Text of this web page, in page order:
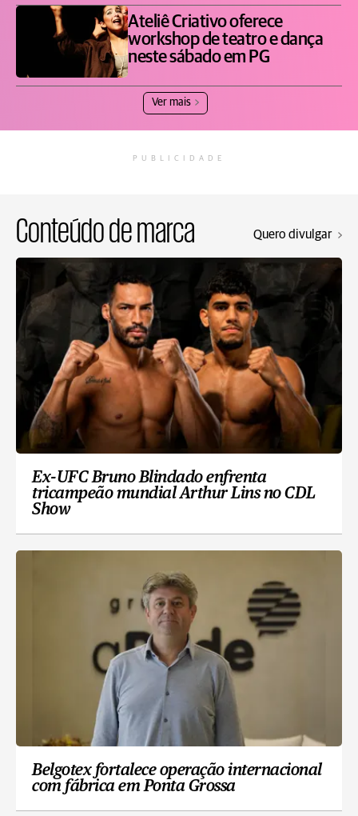
Ateliê Criativo oferece
workshop de teatro e dança
neste sábado em PG
Ver mais
PUBLICIDADE
Conteúdo de marca Quero divulgar
Ex-UFC Bruno Blindado enfrenta
tricampeão mundial Arthur Lins no CDL
Show
Belgotex fortalece operação internacional
com fábrica em Ponta Grossa